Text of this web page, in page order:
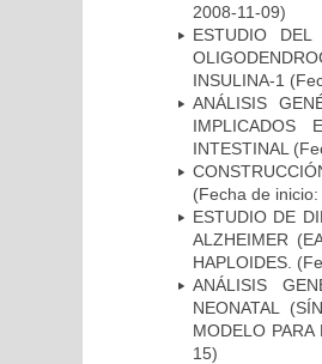
2008-11-09)
ESTUDIO
INSULINA-1
ANÁLISIS
IMPLICADOS
INTESTINAL
(Fecha de
ESTUDIO DE
ALZHEIMER
HAPLOIDES.
ANÁLISIS
NEONATAL
MODELO
15)